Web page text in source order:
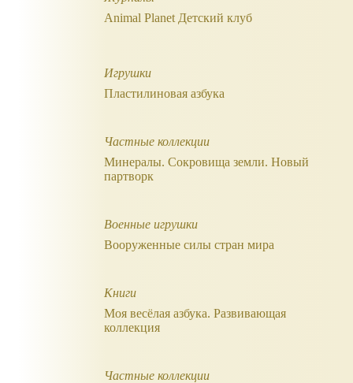
Animal Planet Детский клуб
Игрушки
Пластилиновая азбука
Частные коллекции
Минералы. Сокровища земли. Новый
партворк
Военные игрушки
Вооруженные силы стран мира
Книги
Моя весёлая азбука. Развивающая
коллекция
Частные коллекции